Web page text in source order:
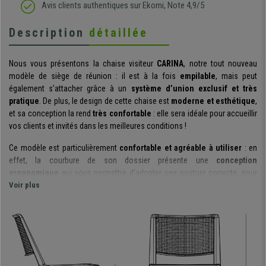
Avis clients authentiques sur Ekomi, Note 4,9/5
Description détaillée
Nous vous présentons la chaise visiteur CARINA, notre tout nouveau
modèle de siège de réunion : il est à la fois empilable, mais peut
également s’attacher grâce à un système d’union exclusif et très
pratique. De plus, le design de cette chaise est moderne et esthétique,
et sa conception la rendtrès confortable : elle sera idéale pour accueillir
vos clients et invités dans les meilleures conditions !
Ce modèle est particulièrement confortable et agréable à utiliser : en
effet, la courbure de son dossier présente une conception
qui vous permettre d’adopter une posture correcte, pour
une utilisation prolongée
d’utilisateurs.
D’un point de vue , ce modèle présente égalementdeux grands
avantages
empiler vos chaises sur presque
Voir plus